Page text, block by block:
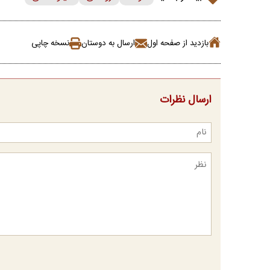
بازدید از صفحه اول ارسال به دوستان نسخه چاپی
ارسال نظرات